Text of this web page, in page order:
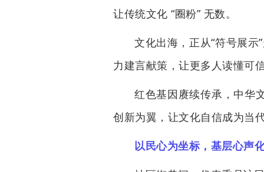
让传统文化 “圈粉” 无数。
文化出海，正从“符号展示
力建言献策，让更多人读懂可
红色基因赓续传承，中华
创新为翼，让文化自信成为当
以民心为坐标，基层心声